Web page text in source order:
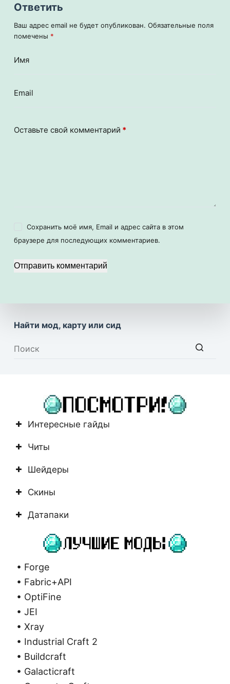
Ответить
Ваш адрес email не будет опубликован. Обязательные поля
помечены *
Имя
Email
Оставьте свой комментарий *
Сохранить моё имя, Email и адрес сайта в этом
браузере для последующих комментариев.
Отправить комментарий
Найти мод, карту или сид
Интересные гайды
Читы
Шейдеры
Скины
Датапаки
• Forge
• Fabric+API
• OptiFine
• JEI
• Xray
• Industrial Craft 2
• Buildcraft
• Galacticraft